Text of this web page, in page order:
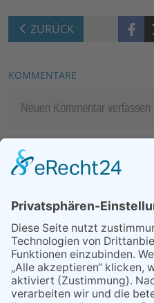
ZURÜCK
KOMMENTARE
Neuen Kommentar verfassen
MEIST GELESEN
kehrt
06.08.2026
06.08.2026